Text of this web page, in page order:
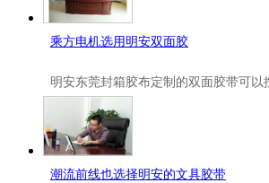
乘方电机选用明安双面胶
明安东莞封箱胶布定制 的双面胶带可以
是可以定做的，不仅如此，规格也是可
做的。
潮流前线也选择明安的文具胶带